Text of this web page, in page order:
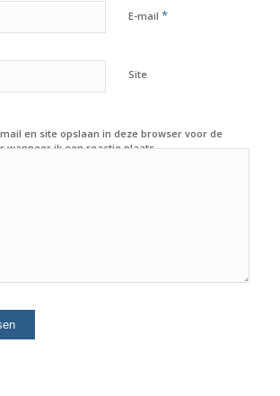
E-mail *
Site
en site opslaan in deze browser voor de
wanneer ik een reactie plaats.